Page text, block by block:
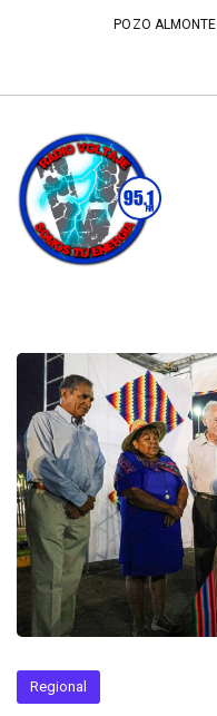
POZO ALMONTE
Regional